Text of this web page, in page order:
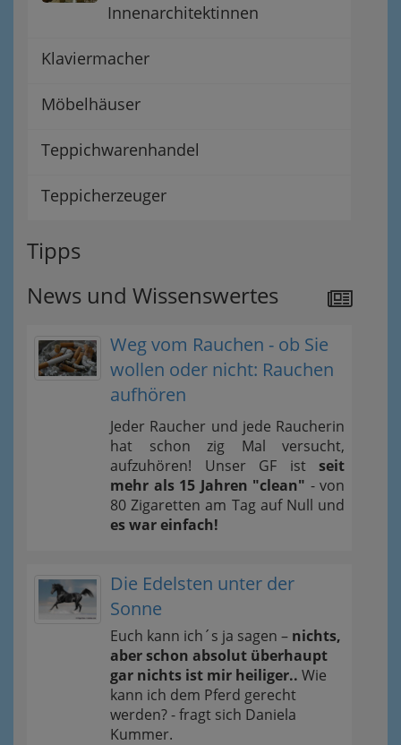
Innenarchitektinnen
Klaviermacher
Möbelhäuser
Teppichwarenhandel
Teppicherzeuger
Tipps
News und Wissenswertes
Weg vom Rauchen - ob Sie
wollen oder nicht: Rauchen
aufhören
Jeder Raucher und jede Raucherin
hat schon zig Mal versucht,
aufzuhören! Unser GF ist seit
mehr als 15 Jahren "clean" - von
80 Zigaretten am Tag auf Null und
es war einfach!
Die Edelsten unter der
Sonne
Euch kann ich´s ja sagen – nichts,
aber schon absolut überhaupt
gar nichts ist mir heiliger.. Wie
kann ich dem Pferd gerecht
werden? - fragt sich Daniela
Kummer.